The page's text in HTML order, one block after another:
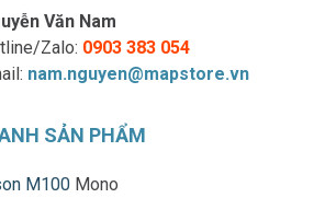
Văn Nam
Zalo: 0903 383 054
nam.nguyen@mapstore.vn
SẢN PHẨM
M100 Mono